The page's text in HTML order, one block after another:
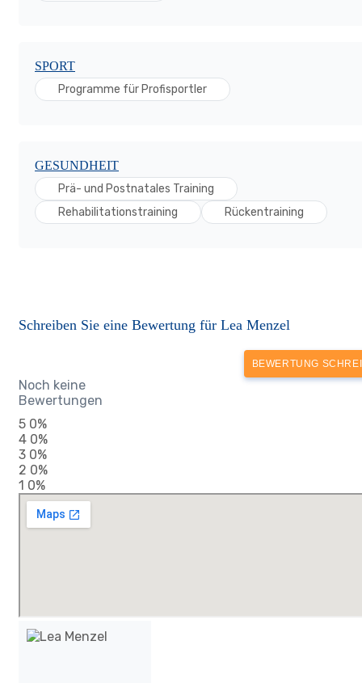
SPORT
Programme für Profisportler
GESUNDHEIT
Prä- und Postnatales Training
Rehabilitationstraining
Rückentraining
Schreiben Sie eine Bewertung für Lea Menzel
BEWERTUNG
Noch keine
Bewertungen
5 0%
4 0%
3 0%
2 0%
1 0%